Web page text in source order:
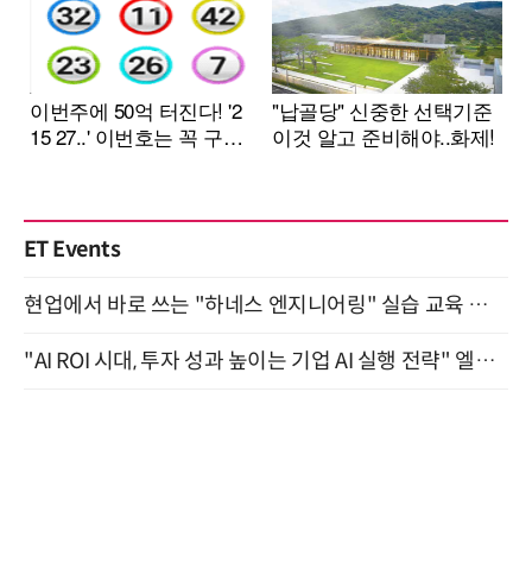
ET Events
현업에서 바로 쓰는 "하네스 엔지니어링" 실습 교육 워크숍 8월 20일 개최
"AI ROI 시대, 투자 성과 높이는 기업 AI 실행 전략" 엘타워 6층 (9월 18일)